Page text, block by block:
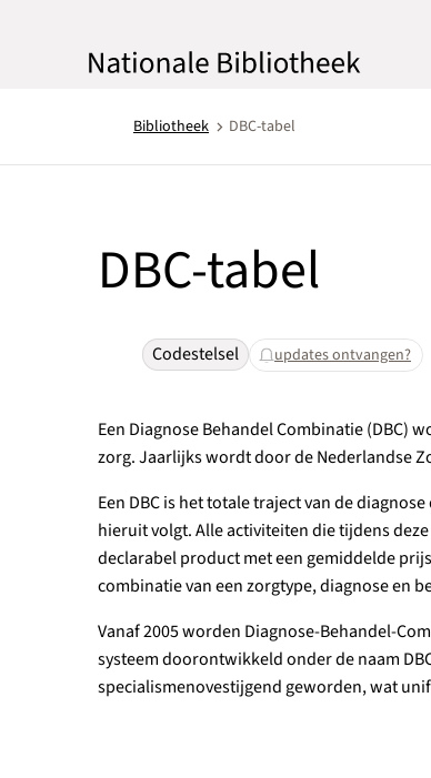
Bibliotheek DBC-tabel
DBC-tabel
Codestelsel updates ontvangen?
Een Diagnose Behandel Combinatie (DBC)
zorg. Jaarlijks wordt door de Nederlandse
Een DBC is het totale traject van de
hieruit volgt. Alle activiteiten die tijdens
declarabel product met een gemiddelde
combinatie van een zorgtype, diagnose en
Vanaf 2005 worden Diagnose-Behandel-
systeem doorontwikkeld onder de naam
specialismenovestijgend geworden, wat